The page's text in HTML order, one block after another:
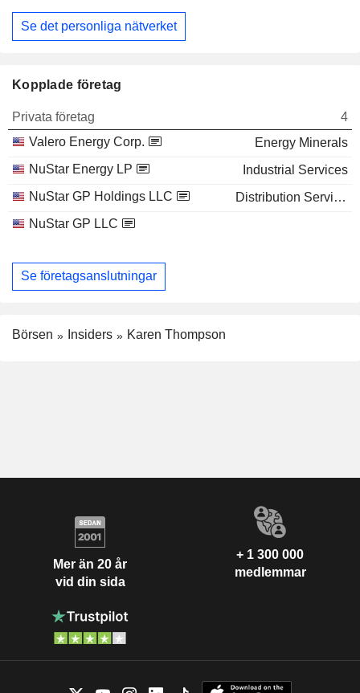
Se det personliga nätverket
Kopplade företag
Privata företag
4
Valero Energy Corp.
Energy Minerals
NuStar Energy LP
Industrial Services
NuStar GP Holdings LLC
Distribution Services
NuStar GP LLC
Se företagsanslutningar
Börsen Insiders Karen Thompson
Mer än 20 år
vid din sida
+ 1 300 000
medlemmar